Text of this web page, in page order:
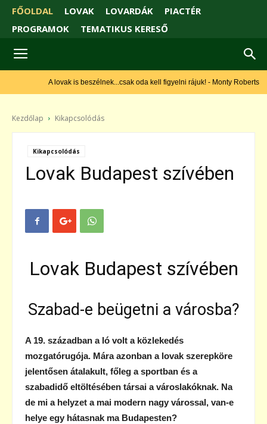
FŐOLDAL LOVAK LOVARDÁK
PIACTÉR
PROGRAMOK
TEMATIKUS KERESŐ
A lovak is beszélnek...csak oda kell figyelni rájuk! - Monty Roberts
Kezdőlap Kikapcsolódás
Kikapcsolódás
Lovak Budapest szívében
Lovak Budapest szívében
Szabad-e beügetni a városba?
A 19. században a ló volt a közlekedés
mozgatórugója. Mára azonban a lovak szerepköre
jelentősen átalakult, főleg a sportban és a
szabadidő eltöltésében társai a városlakóknak. Na
de mi a helyzet a mai modern nagy várossal, van-e
helye egy hátasnak ma Budapesten?